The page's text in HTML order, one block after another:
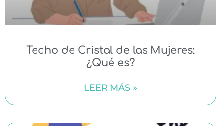
Techo de Cristal de las Mujeres:
¿Qué es?
LEER MÁS »